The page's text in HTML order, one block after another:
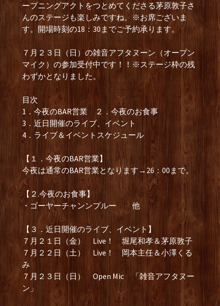
ープニングアクトをつとめてくださる茅原敦子さ
んのステージも楽しみですね。※お席ございま
す。開場時刻の18：30までご予約承ります。
７月２３日（日）の雑音アフタヌーン（オープン
マイク）の参加受付中です！！※ステージ枠の残
わずかとなりました。
目次
1．今夜のBAR営業 ２．今夜のお食事
3．近日開催のライブ、イベント
4．ライブ＆イベントスケジュール
【１．今夜のBAR営業】
今夜は通常のBAR営業となります→26：00まで。
【２.今夜のお食事】
・ゴーヤーチャンンプルー 他
【３．近日開催のライブ、イベント】
７月２１日（金） Live！ 堀尾和孝＆茅原敦子
７月２２日（土） Live！ 岡本主任＆小澤くる
み
７月２３日（日） Open Mic 「雑音アフタヌー
ン」